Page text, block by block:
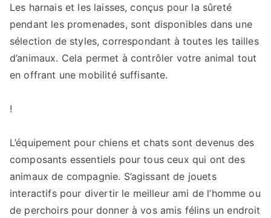
produits
pour
le
confort
Les harnais et les laisses, conçus pour la sûreté
pendant les promenades, sont disponibles dans une
sélection de styles, correspondant à toutes les tailles
d’animaux. Cela permet à contrôler votre animal tout
en offrant une mobilité suffisante.
!
L’équipement pour chiens et chats sont devenus des
composants essentiels pour tous ceux qui ont des
animaux de compagnie. S’agissant de jouets
interactifs pour divertir le meilleur ami de l’homme ou
de perchoirs pour donner à vos amis félins un endroit